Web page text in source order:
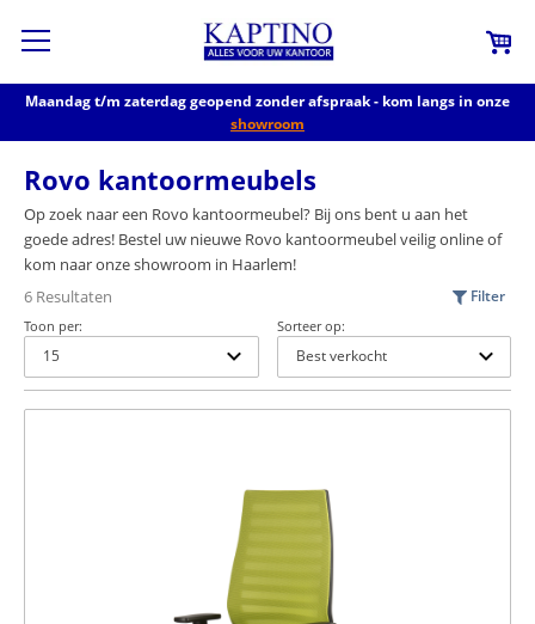
Maandag t/m zaterdag geopend zonder afspraak - kom langs in onze
showroom
Rovo kantoormeubels
Op zoek naar een Rovo kantoormeubel? Bij ons bent u aan het
goede adres! Bestel uw nieuwe Rovo kantoormeubel veilig online of
kom naar onze showroom in Haarlem!
6 Resultaten
Filter
Toon per:
Sorteer op: